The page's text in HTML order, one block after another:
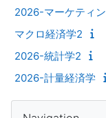
2026-マーケティ
マクロ経済学2
2026-統計学2
2026-計量経済学
Blocks